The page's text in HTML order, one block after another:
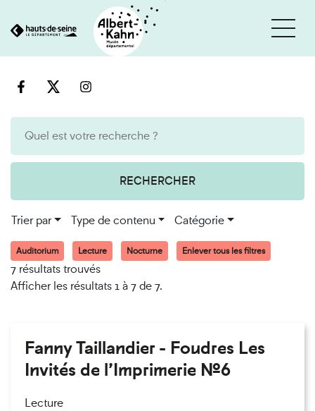
au
RECHERCHER
Trier par Type de contenu Catégorie
Auditorium Lecture Nocturne Enlever tous les filtres
7 résultats trouvés
Afficher les résultats 1 à 7 de 7.
Fanny Taillandier - Foudres Les
Invités de l’Imprimerie n°6
Lecture
Cookies et traceurs utilisés sur ce site